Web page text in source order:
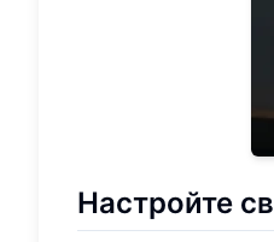
Настройте